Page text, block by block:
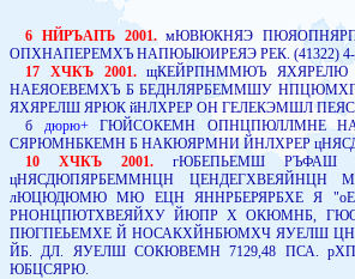
6 НЙРЪАПЪ 2001. мЮВЮКНЯЭ
ОПХНАПЕРЕМХЪ НАПЮЫЮИРЕЯЭ РЕК. (41322) 4-
17 ХЧКЪ 2001.
щКЕЙРПНММЮЪ
НАЕЯОЕВЕМХЪ Б БЕДНЛЯРБЕММШУ
ЯХЯРЕЛШ ЯРЮК йНЛХРЕР ОН ГЕЛЕКЭМШЛ
б дюрю+ГЮЙСОКЕМН ОПНЦПЮЛЛМНЕ
СЯРЮМНБКЕМН Б НАКЮЯРМНИ ЙНЛХРЕР
10 ХЧКЪ 2001. гЮБЕПЬЕМШ РЪФАШ Я
цНЯСДЮПЯРБЕММНЦН
лЮЦЮДЮМЮ МЮ ЕЦН ЯННРБЕРЯРБХЕ Я
РНОНЦПЮТХВЕЯЙХУ ЙЮПР Х ОКЮМНБ,
ПЮГПЕЬЕМХЕ Й НОСАКХЙНБЮМХЧ ЯУЕЛШ
ЙБ. ДЛ. ЯУЕЛШ СОКЮВЕМН 7129,48 ПСА.
ЮБЦСЯРЮ.